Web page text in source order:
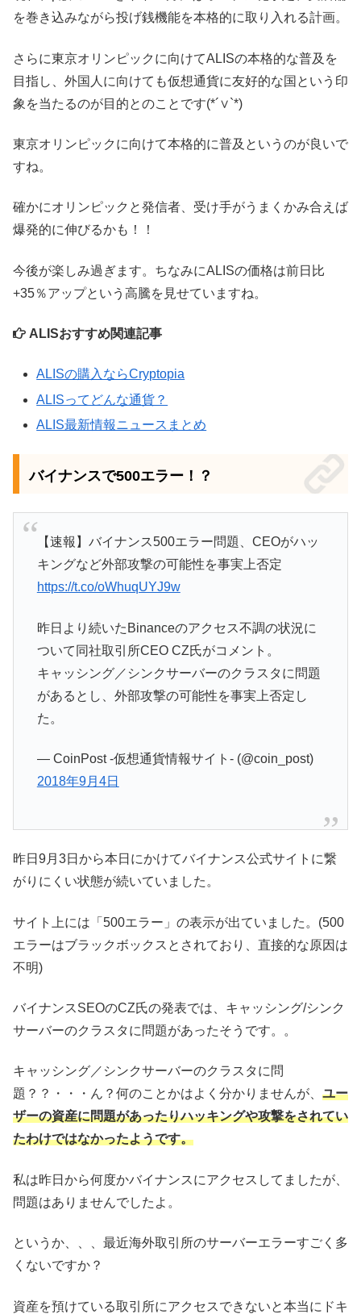
を巻き込みながら投げ銭機能を本格的に取り入れる計画。
さらに東京オリンピックに向けてALISの本格的な普及を
目指し、外国人に向けても仮想通貨に友好的な国という印
象を当たるのが目的とのことです(*´∨`*)
東京オリンピックに向けて本格的に普及というのが良いで
すね。
確かにオリンピックと発信者、受け手がうまくかみ合えば
爆発的に伸びるかも！！
今後が楽しみ過ぎます。ちなみにALISの価格は前日比
+35％アップという高騰を見せていますね。
ALISおすすめ関連記事
ALISの購入ならCryptopia
ALISってどんな通貨？
ALIS最新情報ニュースまとめ
バイナンスで500エラー！？
【速報】バイナンス500エラー問題、CEOがハッ
キングなど外部攻撃の可能性を事実上否定
https://t.co/oWhuqUYJ9w
昨日より続いたBinanceのアクセス不調の状況に
ついて同社取引所CEO CZ氏がコメント。
キャッシング／シンクサーバーのクラスタに問題
があるとし、外部攻撃の可能性を事実上否定し
た。
— CoinPost -仮想通貨情報サイト- (@coin_post)
2018年9月4日
昨日9月3日から本日にかけてバイナンス公式サイトに繋
がりにくい状態が続いていました。
サイト上には「500エラー」の表示が出ていました。(500
エラーはブラックボックスとされており、直接的な原因は
不明)
バイナンスSEOのCZ氏の発表では、キャッシング/シンク
サーバーのクラスタに問題があったそうです。。
キャッシング／シンクサーバーのクラスタに問
題？？・・・ん？何のことかはよく分かりませんが、 ユー
ザーの資産に問題があったりハッキングや攻撃をされてい
たわけではなかったようです。
私は昨日から何度かバイナンスにアクセスしてましたが、
問題はありませんでしたよ。
というか、、、最近海外取引所のサーバーエラーすごく多
くないですか？
資産を預けている取引所にアクセスできないと本当にドキ